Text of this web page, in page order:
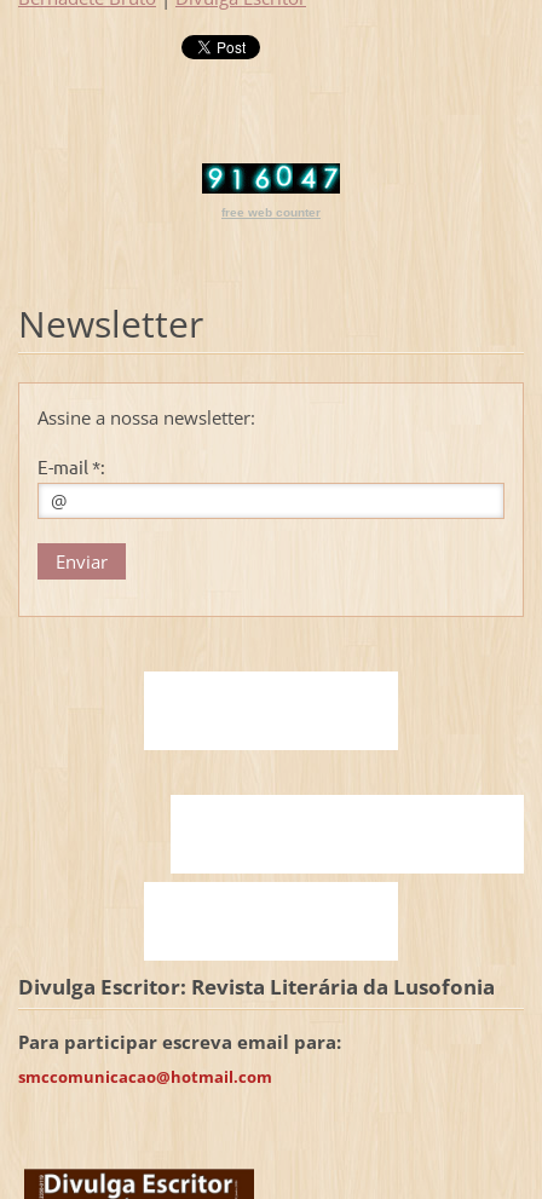
free web counter
Newsletter
Assine a nossa newsletter:
E-mail *:
Divulga Escritor: Revista Literária da Lusofonia
Para participar escreva email para:
smccomunicacao@hotmail.com